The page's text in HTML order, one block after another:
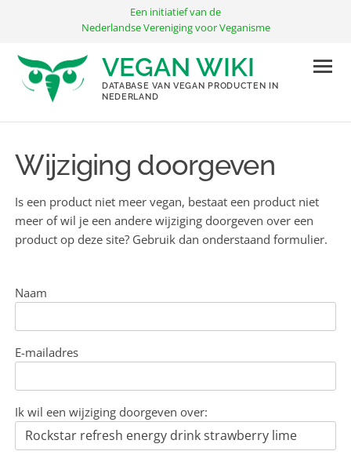
inhoud
Een initiatief van de
Nederlandse Vereniging voor Veganisme
VEGAN WIKI
DATABASE VAN VEGAN PRODUCTEN IN
NEDERLAND
Wijziging doorgeven
Is een product niet meer vegan, bestaat een product niet
meer of wil je een andere wijziging doorgeven over een
product op deze site? Gebruik dan onderstaand formulier.
Naam
E-mailadres
Ik wil een wijziging doorgeven over: